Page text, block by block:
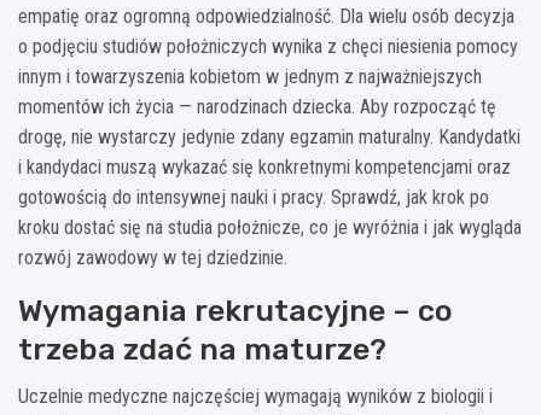
empatię oraz ogromną odpowiedzialność. Dla wielu osób decyzja
o podjęciu studiów położniczych wynika z chęci niesienia pomocy
innym i towarzyszenia kobietom w jednym z najważniejszych
momentów ich życia — narodzinach dziecka. Aby rozpocząć tę
drogę, nie wystarczy jedynie zdany egzamin maturalny. Kandydatki
i kandydaci muszą wykazać się konkretnymi kompetencjami oraz
gotowością do intensywnej nauki i pracy. Sprawdź, jak krok po
kroku dostać się na studia położnicze, co je wyróżnia i jak wygląda
rozwój zawodowy w tej dziedzinie.
Wymagania rekrutacyjne – co
trzeba zdać na maturze?
Uczelnie medyczne najczęściej wymagają wyników z biologii i